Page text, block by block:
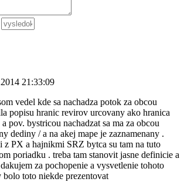
21:33:09
vedel kde sa nachadza potok za obcou
popisu hranic revirov urcovany ako hranica
pov. bystricou nachadzat sa ma za obcou
dediny / a na akej mape je zaznamenany .
z PX a hajnikmi SRZ bytca su tam na tuto
poriadku . treba tam stanovit jasne definicie a
za pochopenie a vysvetlenie tohoto
toto niekde prezentovat